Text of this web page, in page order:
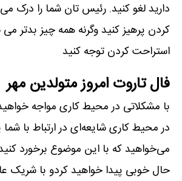
دارید لغو کنید. رئیس تان شما را درک
کردن پرهیز کنید وگرنه همه چیز بدتر
استراحت کردن توجه کنید
فال تاروت امروز متولدین مهر
با مشکلاتی در محیط کاری مواجه
در محیط کاری شایعه‌ای در ارتباط با
می‌خواهید که با این موضوع برخورد
حال خوبی پیدا خواهید کردو با شریک